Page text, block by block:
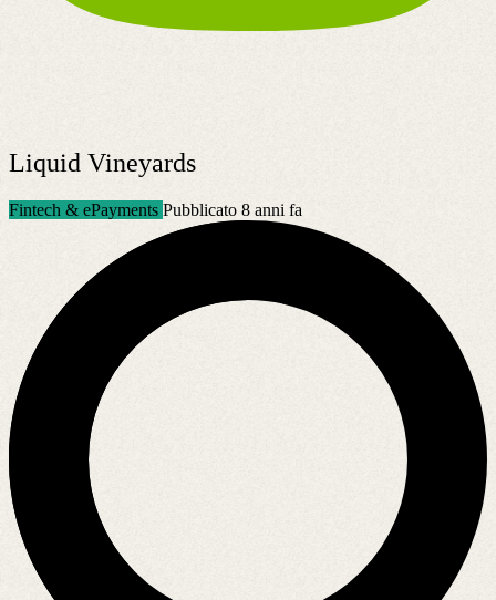
Liquid Vineyards
Fintech & ePayments Pubblicato 8 anni fa